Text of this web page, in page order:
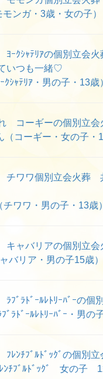
ンガ・3歳・女の子）
ｰｸｼｬﾃﾘｱの個別立会
いつも一緒♡
ｼｬﾃﾘｱ・男の子・13歳
コーギーの個別立会
コーギー・女の子・
チワワ個別立会火葬
ワワ・男の子・13歳）
ャバリアの個別立会
バリア・男の子15歳）
ﾌﾞﾗﾄﾞｰﾙﾚﾄﾘｰﾊﾞｰの個
ﾗﾄﾞｰﾙﾚﾄﾘｰﾊﾞｰ・男の
ﾚﾝﾁﾌﾞﾙﾄﾞｯｸﾞの個別
ﾝﾁﾌﾞﾙﾄﾞｯｸﾞ 女の子